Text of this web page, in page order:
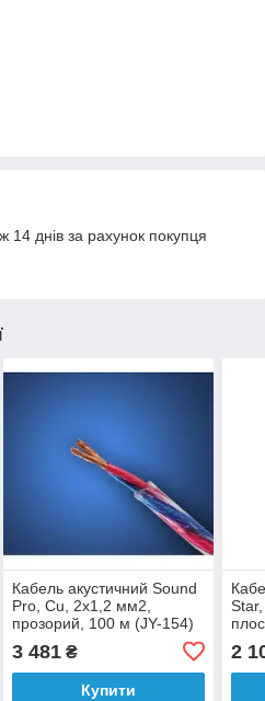
днів за рахунок покупця
Кабель акустичний Sound
Pro, Cu, 2х1,2 мм2,
прозорий, 100 м (JY-154)
3 481₴
Купити
2